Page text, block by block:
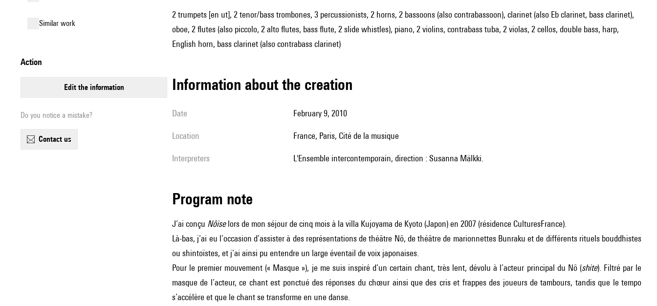
similar work
action
edit the information
Do you notice a mistake?
contact us
2 trumpets [en ut], 2 tenor/bass trombones, 3 percussionists, 2 horns, 2 bassoons (also contrabassoon), clarinet (also Eb clarinet, bass clarinet),
oboe, 2 flutes (also piccolo, 2 alto flutes, bass flute, 2 slide whistles), piano, 2 violins, contrabass tuba, 2 violas, 2 cellos, double bass, harp,
English horn, bass clarinet (also contrabass clarinet)
information about the creation
date February 9, 2010
location France, Paris, Cité de la musique
interpreters l'Ensemble intercontemporain, direction : Susanna Mälkki.
Program note
J’ai conçu Nôiselors de mon séjour de cinq mois à la villa Kujoyama de Kyoto (Japon) en 2007 (résidence CulturesFrance).
Là-bas, j’ai eu l’occasion d’assister à des représentations de théâtre Nô, de théâtre de marionnettes Bunraku et de différents rituels bouddhistes
ou shintoïstes, et j’ai ainsi pu entendre un large éventail de voix japonaises.
Pour le premier mouvement (« Masque »), je me suis inspiré d’un certain chant, très lent, dévolu à l’acteur principal du Nô (shite). Filtré par le
masque de l’acteur, ce chant est ponctué des réponses du chœur ainsi que des cris et frappes des joueurs de tambours, tandis que le tempo
s’accélère et que le chant se transforme en une danse.